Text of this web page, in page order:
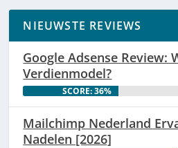
NIEUWSTE REVIEWS
Google Adsense Review:
Verdienmodel?
SCORE: 36%
Mailchimp Nederland
Nadelen [2026]